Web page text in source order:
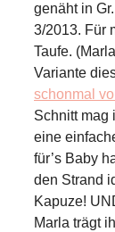
genäht in
3/2013. Für
Taufe.
Variante
schonmal
Schnitt mag
eine
für’s Baby
den Strand
Kapuze!
Marla trägt